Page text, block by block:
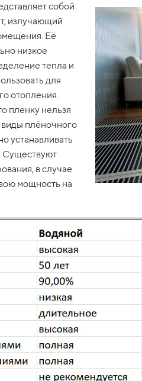
собой
излучающий
Еë
низкое
тепла и
для
отопления.
пленку нельзя
плёночного
устанавливать
Существуют
в случае
мощность на